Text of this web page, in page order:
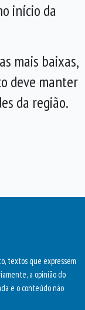
início da
mais baixas,
deve manter
da região.
textos que expressem
a opinião do
e o conteúdo não